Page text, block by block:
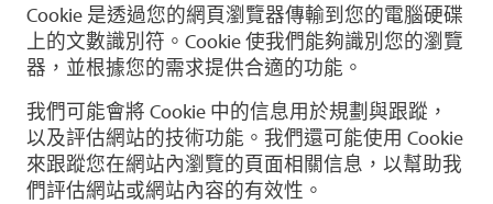
Cookie 是透過您的網頁瀏覽器傳輸到您的電腦硬碟
上的文數識別符。Cookie 使我們能夠識別您的瀏覽
器，並根據您的需求提供合適的功能。
我們可能會將 Cookie 中的信息用於規劃與跟蹤，
以及評估網站的技術功能。我們還可能使用 Cookie
來跟蹤您在網站內瀏覽的頁面相關信息，以幫助我
們評估網站或網站內容的有效性。